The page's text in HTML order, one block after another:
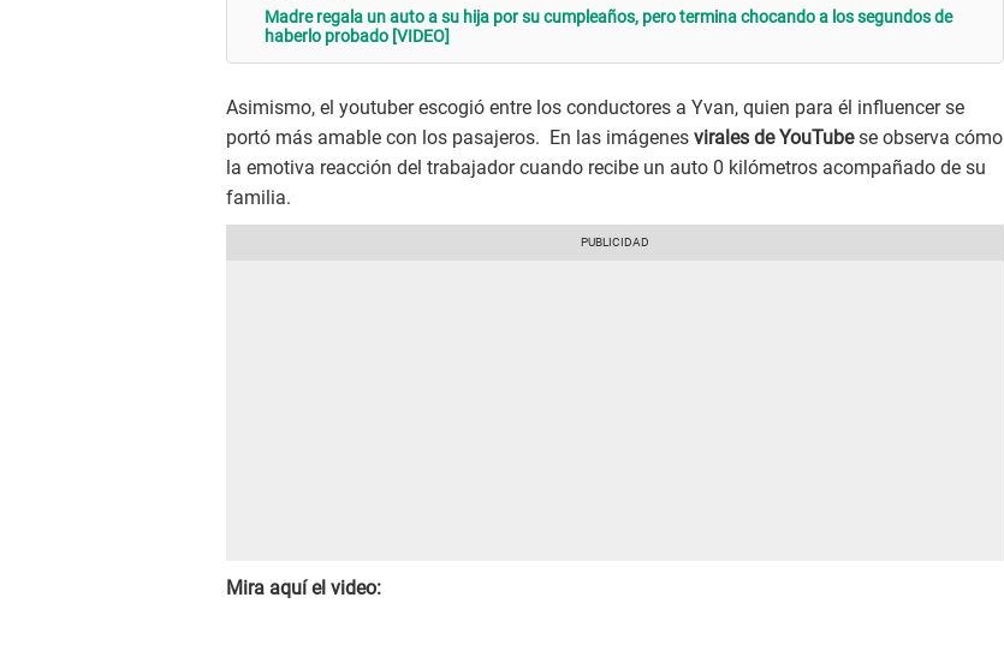
Madre regala un auto a su hija por su cumpleaños, pero termina chocando a los segundos de
haberlo probado [VIDEO]
Asimismo, el youtuber escogió entre los conductores a Yvan, quien para él influencer se
portó más amable con los pasajeros. En las imágenes virales de YouTubese observa cómo
la emotiva reacción del trabajador cuando recibe un auto 0 kilómetros acompañado de su
familia.
Mira aquí el video: